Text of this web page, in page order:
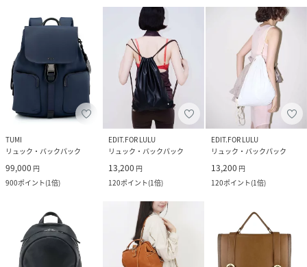
TUMI
リュック・バックパック
99,000 円
900ポイント(1倍)
EDIT.FOR LULU
リュック・バックパック
13,200 円
120ポイント(1倍)
EDIT.FOR LULU
リュック・バックパック
13,200 円
120ポイント(1倍)